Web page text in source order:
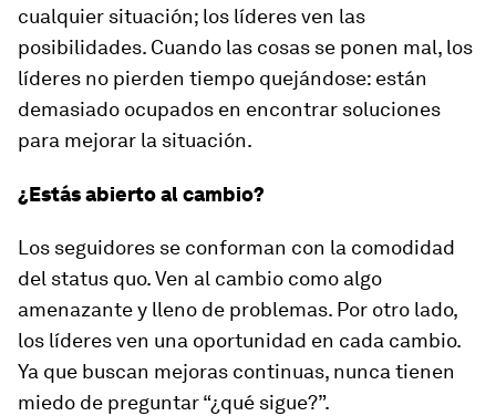
cualquier situación; los líderes ven las
posibilidades. Cuando las cosas se ponen mal, los
líderes no pierden tiempo quejándose: están
demasiado ocupados en encontrar soluciones
para mejorar la situación.
¿Estás abierto al cambio?
Los seguidores se conforman con la comodidad
del status quo. Ven al cambio como algo
amenazante y lleno de problemas. Por otro lado,
los líderes ven una oportunidad en cada cambio.
Ya que buscan mejoras continuas, nunca tienen
miedo de preguntar “¿qué sigue?”.